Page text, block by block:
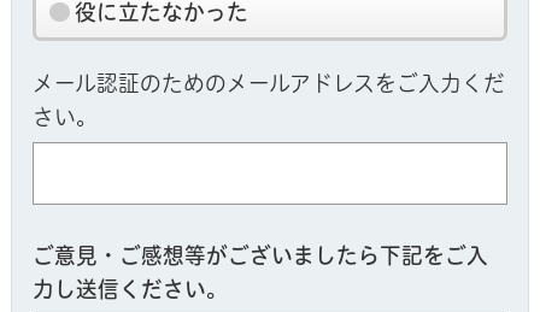
役に立たなかった
メール認証のためのメールアドレスをご入力くだ
さい。
ご意見・ご感想等がございましたら下記をご入
力し送信ください。